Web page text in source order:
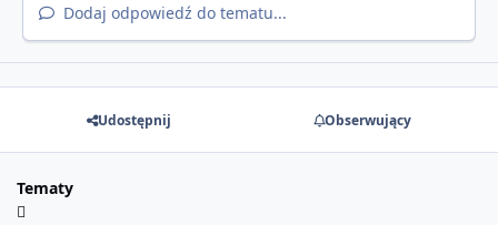
Dodaj odpowiedź do tematu...
Udostępnij Obserwujący
Tematy